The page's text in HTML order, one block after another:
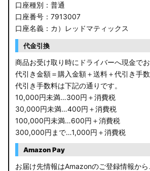
口座種別：普通
口座番号：7913007
口座名義：カ）レッドマティックス
代金引換
商品お受け取り時にドライバーへ現金でお
代引き金額＝購入金額＋送料＋代引き手
代引き手数料は下記の通りです。
10,000円未満…300円＋消費税
30,000円未満…400円＋消費税
100,000円未満…600円＋消費税
300,000円まで…1,000円＋消費税
Amazon Pay
お届け先情報はAmazonのご登録情報から